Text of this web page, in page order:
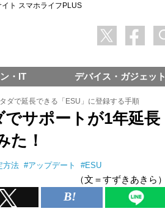
ト スマホライフPLUS
ダで延長できる「ESU」に登録する手順
でサポートが1年延長
た！
方法 #アップデート #ESU
（文＝すずきあきら）
・IT デバイス・ガジェット